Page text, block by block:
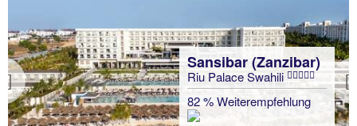
Previous
Sansibar (Zanzibar)
Riu Palace Swahili
82 % Weiterempfehlung